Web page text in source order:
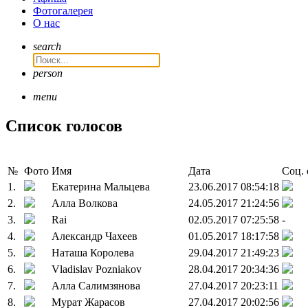
Фотогалерея
О нас
search
person
menu
Список голосов
№ Фото Имя Дата
Соц.
1.
Екатерина Мальцева
23.06.2017 08:54:18
2.
Алла Волкова
24.05.2017 21:24:56
3.
Rai 02.05.2017 07:25:58 -
4.
Александр Чахеев
01.05.2017 18:17:58
5.
Наташа Королева
29.04.2017 21:49:23
6.
Vladislav Pozniakov
28.04.2017 20:34:36
7.
Алла Салимзянова
27.04.2017 20:23:11
8.
Мурат Жарасов 27.04.2017 20:02:56